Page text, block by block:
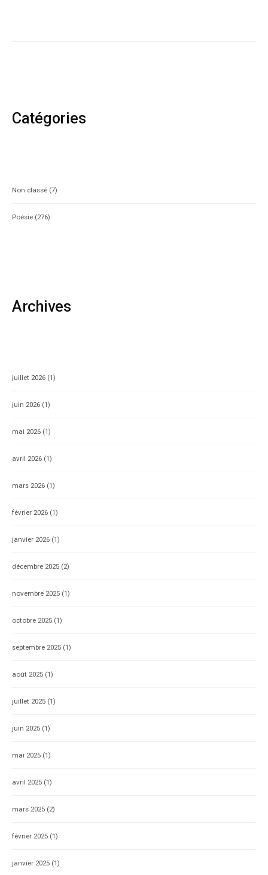
Catégories
Non classé (7)
Poésie (276)
Archives
juillet 2026 (1)
juin 2026 (1)
mai 2026 (1)
avril 2026 (1)
mars 2026 (1)
février 2026 (1)
janvier 2026 (1)
décembre 2025 (2)
novembre 2025 (1)
octobre 2025 (1)
septembre 2025 (1)
août 2025 (1)
juillet 2025 (1)
juin 2025 (1)
mai 2025 (1)
avril 2025 (1)
mars 2025 (2)
février 2025 (1)
janvier 2025 (1)